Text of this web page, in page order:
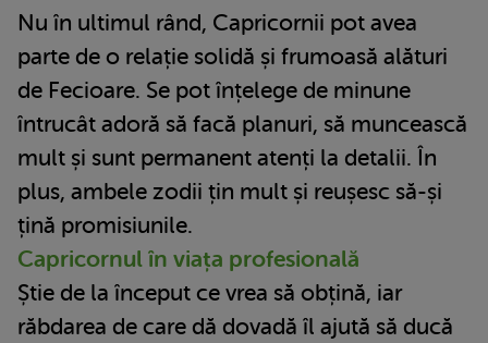
Nu în ultimul rând, Capricornii pot avea
parte de o relație solidă și frumoasă alături
de Fecioare. Se pot înțelege de minune
întrucât adoră să facă planuri, să muncească
mult și sunt permanent atenți la detalii. În
plus, ambele zodii țin mult și reușesc să-și
țină promisiunile.
Capricornul în viața profesională
Știe de la început ce vrea să obțină, iar
răbdarea de care dă dovadă îl ajută să ducă